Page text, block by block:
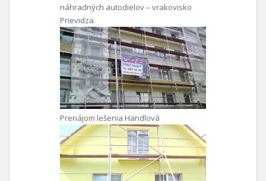
náhradných autodielov – vrakovisko
Prievidza
Prenájom lešenia Handlová